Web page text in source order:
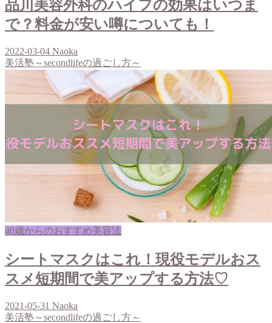
品川美容外科のハイフの効果はいつま
で？料金が安い噂についても！
2022-03-04 Naoka
美活塾～secondlifeの過ごし方～
40歳からのおすすめ美容法
シートマスクはこれ！現役モデルおス
スメ短期間で美アップする方法♡
2021-05-31 Naoka
美活塾～secondlifeの過ごし方～